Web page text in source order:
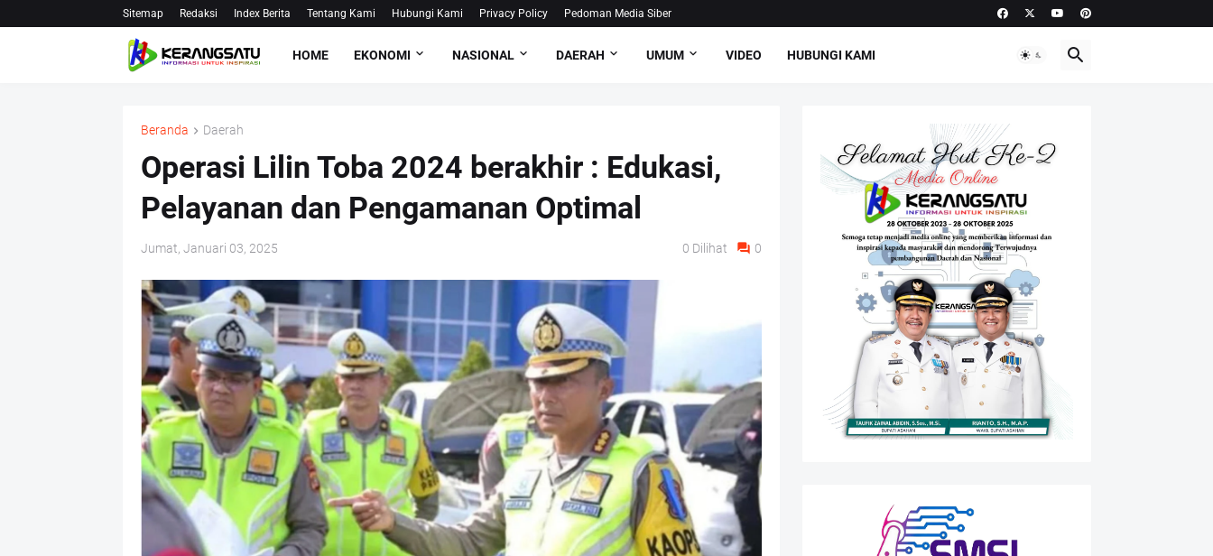
Sitemap Redaksi Index Berita Tentang Kami Hubungi Kami Privacy Policy Pedoman Media Siber
HOME EKONOMI NASIONAL DAERAH UMUM VIDEO HUBUNGI KAMI
Beranda Daerah
Operasi Lilin Toba 2024 berakhir : Edukasi,
Pelayanan dan Pengamanan Optimal
Jumat, Januari 03, 2025 0 Dilihat 0